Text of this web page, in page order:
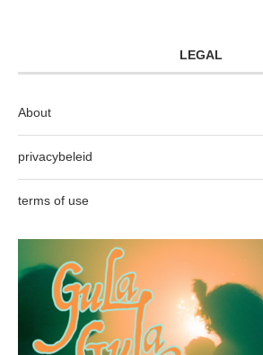
LEGAL
About
privacybeleid
terms of use